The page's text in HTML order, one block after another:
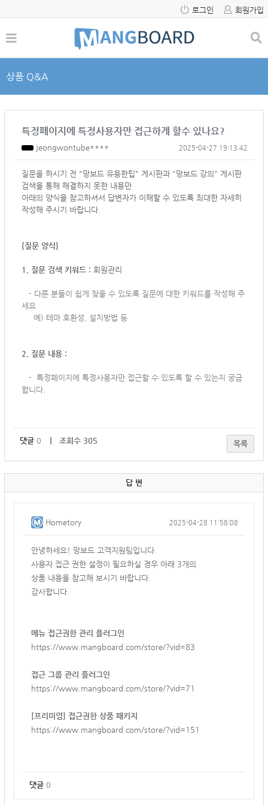
로그인 회원가입
상품 Q&A
특정페이지에 특정사용자만 접근하게 할수 있나요?
jeongwontube**** 2025-04-27 19:13:42
질문을 하시기 전 "망보드 유용한팁" 게시판과 "망보드 강의" 게시판
검색을 통해 해결하지 못한 내용만
아래의 양식을 참고하셔서 답변자가 이해할 수 있도록 최대한 자세히
작성해 주시기 바랍니다.
[질문 양식]
1. 질문 검색 키워드 : 회원관리
- 다른 분들이 쉽게 찾을 수 있도록 질문에 대한 키워드를 작성해 주
세요
예) 테마 호환성, 설치방법 등
2. 질문 내용 :
- 특정페이지에 특정사용자만 접근할 수 있도록 할 수 있는지 궁금
합니다.
댓글 0 ｜ 조회수 305 목록
답 변
Hometory 2025-04-28 11:58:08
안녕하세요! 망보드 고객지원팀입니다.
사용자 접근 권한 설정이 필요하실 경우 아래 3개의
상품 내용을 참고해 보시기 바랍니다.
감사합니다.
메뉴 접근권한 관리 플러그인
https://www.mangboard.com/store/?vid=83
접근 그룹 관리 플러그인
https://www.mangboard.com/store/?vid=71
[프리미엄] 접근권한 상품 패키지
https://www.mangboard.com/store/?vid=151
댓글 0